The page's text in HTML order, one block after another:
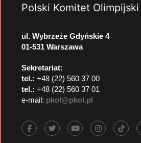
Polski Komitet Olimpijski
ul. Wybrzeże Gdyńskie 4
01-531 Warszawa
Sekretariat:
tel.: +48 (22) 560 37 00
tel.: +48 (22) 560 37 01
e-mail: pkol@pkol.pl